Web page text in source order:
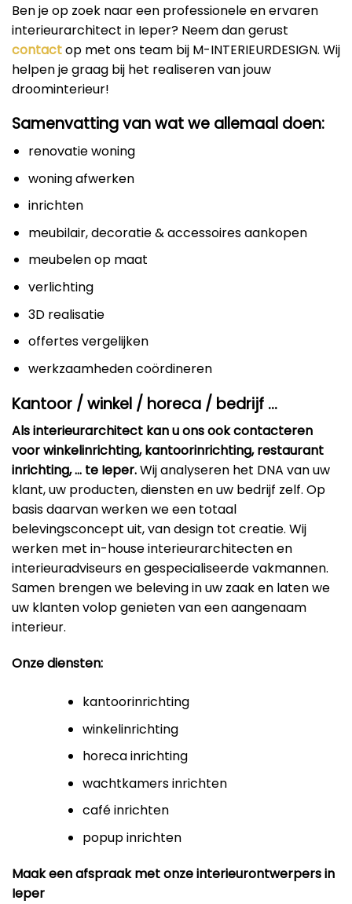
Ben je op zoek naar een professionele en ervaren
interieurarchitect in Ieper? Neem dan gerust
contactop met ons team bij M-INTERIEURDESIGN. Wij
helpen je graag bij het realiseren van jouw
droominterieur!
Samenvatting van wat we allemaal doen:
renovatie woning
woning afwerken
inrichten
meubilair, decoratie & accessoires aankopen
meubelen op maat
verlichting
3D realisatie
offertes vergelijken
werkzaamheden coördineren
Kantoor / winkel / horeca / bedrijf …
Als interieurarchitect kan u ons ook contacteren
voor winkelinrichting, kantoorinrichting, restaurant
inrichting, … te Ieper.Wij analyseren het DNA van uw
klant, uw producten, diensten en uw bedrijf zelf. Op
basis daarvan werken we een totaal
belevingsconcept uit, van design tot creatie. Wij
werken met in-house interieurarchitecten en
interieuradviseurs en gespecialiseerde vakmannen.
Samen brengen we beleving in uw zaak en laten we
uw klanten volop genieten van een aangenaam
interieur.
Onze diensten:
kantoorinrichting
winkelinrichting
horeca inrichting
wachtkamers inrichten
café inrichten
popup inrichten
Maak een afspraak met onze interieurontwerpers in
Ieper